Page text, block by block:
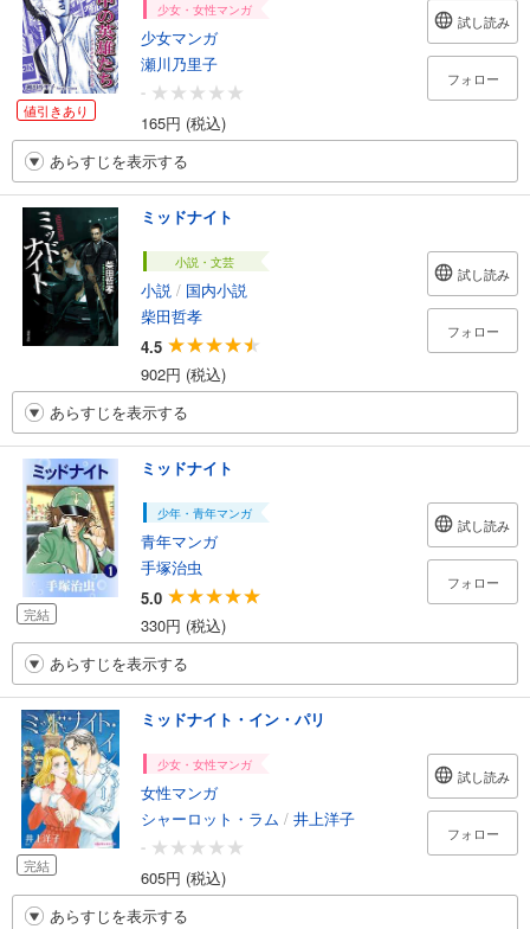
値引きあり
少女・女性マンガ
少女マンガ
瀬川乃里子
-
165円 (税込)
試し読み
フォロー
あらすじを表示する
ミッドナイト
小説・文芸
小説 / 国内小説
柴田哲孝
4.5
902円 (税込)
試し読み
フォロー
あらすじを表示する
完結
ミッドナイト
少年・青年マンガ
青年マンガ
手塚治虫
5.0
330円 (税込)
試し読み
フォロー
あらすじを表示する
完結
ミッドナイト・イン・パリ
少女・女性マンガ
女性マンガ
シャーロット・ラム / 井上洋子
-
605円 (税込)
試し読み
フォロー
あらすじを表示する